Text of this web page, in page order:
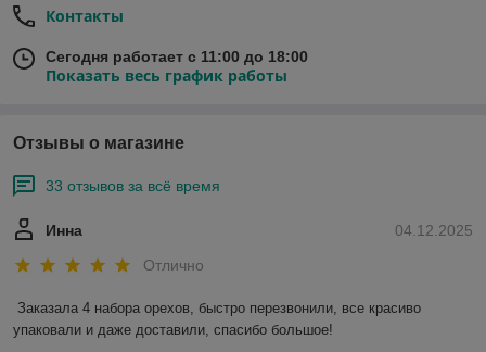
Контакты
Сегодня работает с 11:00 до 18:00
Показать весь график работы
Отзывы о магазине
33 отзывов за всё время
04.12.2025
Инна
Отлично
Заказала 4 набора орехов, быстро перезвонили, все красиво
упаковали и даже доставили, спасибо большое!